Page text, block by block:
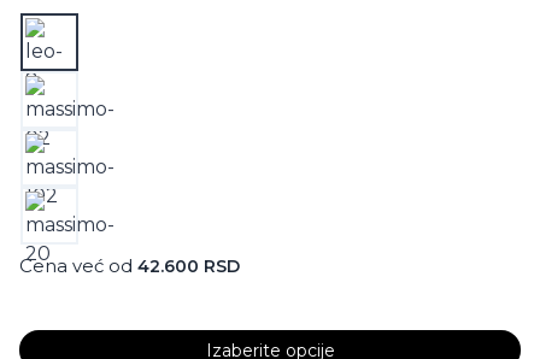
Cena već od 42.600 RSD
Izaberite opcije